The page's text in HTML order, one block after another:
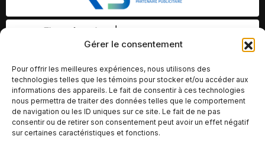
Gérer le consentement
Pour offrir les meilleures expériences, nous utilisons des
technologies telles que les témoins pour stocker et/ou accéder aux
informations des appareils. Le fait de consentir à ces technologies
nous permettra de traiter des données telles que le comportement
de navigation ou les ID uniques sur ce site. Le fait de ne pas
consentir ou de retirer son consentement peut avoir un effet négatif
sur certaines caractéristiques et fonctions.